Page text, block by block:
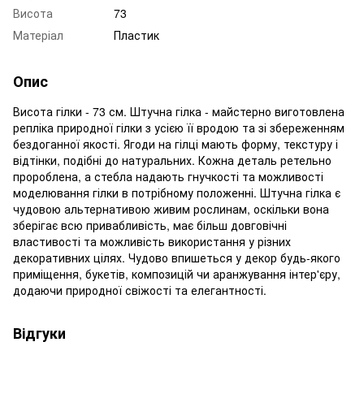
Висота
73
Матеріал
Пластик
Опис
Висота гілки - 73 см. Штучна гілка - майстерно виготовлена
репліка природної гілки з усією її вродою та зі збереженням
бездоганної якості. Ягоди на гілці мають форму, текстуру і
відтінки, подібні до натуральних. Кожна деталь ретельно
пророблена, а стебла надають гнучкості та можливості
моделювання гілки в потрібному положенні. Штучна гілка є
чудовою альтернативою живим рослинам, оскільки вона
зберігає всю привабливість, має більш довговічні
властивості та можливість використання у різних
декоративних цілях. Чудово впишеться у декор будь-якого
приміщення, букетів, композицій чи аранжування інтер'єру,
додаючи природної свіжості та елегантності.
Відгуки